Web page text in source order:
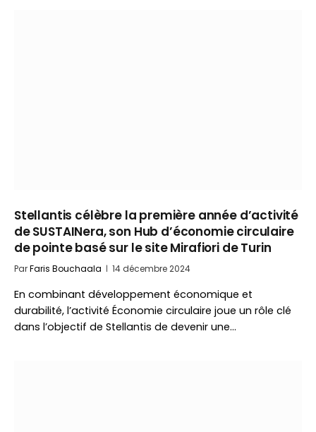
Stellantis célèbre la première année d’activité
de SUSTAINera, son Hub d’économie circulaire
de pointe basé sur le site Mirafiori de Turin
ParFaris Bouchaala 14 décembre 2024
En combinant développement économique et
durabilité, l’activité Économie circulaire joue un rôle clé
dans l’objectif de Stellantis de devenir une…